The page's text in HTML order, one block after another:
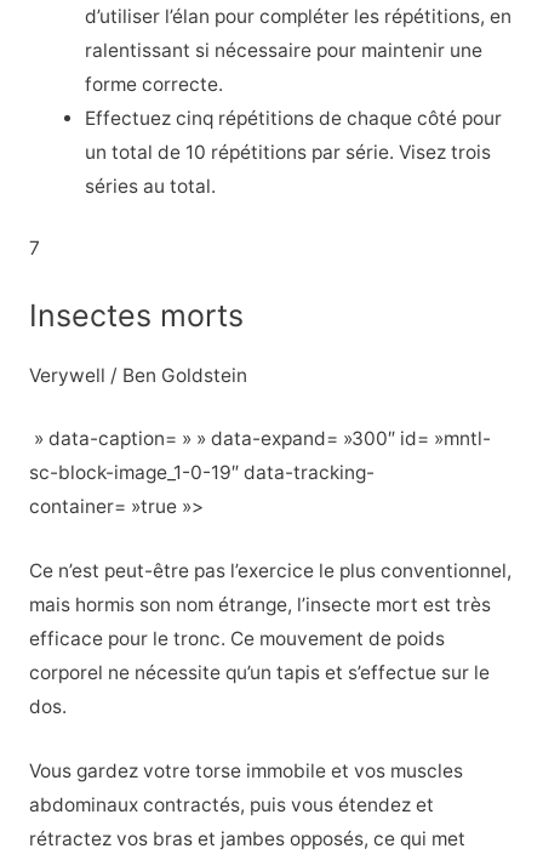
d’utiliser l’élan pour compléter les répétitions, en
ralentissant si nécessaire pour maintenir une
forme correcte.
Effectuez cinq répétitions de chaque côté pour
un total de 10 répétitions par série. Visez trois
séries au total.
7
Insectes morts
Verywell / Ben Goldstein
» data-caption= » » data-expand= »300″ id= »mntl-
sc-block-image_1-0-19″ data-tracking-
container= »true »>
Ce n’est peut-être pas l’exercice le plus conventionnel,
mais hormis son nom étrange, l’insecte mort est très
efficace pour le tronc. Ce mouvement de poids
corporel ne nécessite qu’un tapis et s’effectue sur le
dos.
Vous gardez votre torse immobile et vos muscles
abdominaux contractés, puis vous étendez et
rétractez vos bras et jambes opposés, ce qui met